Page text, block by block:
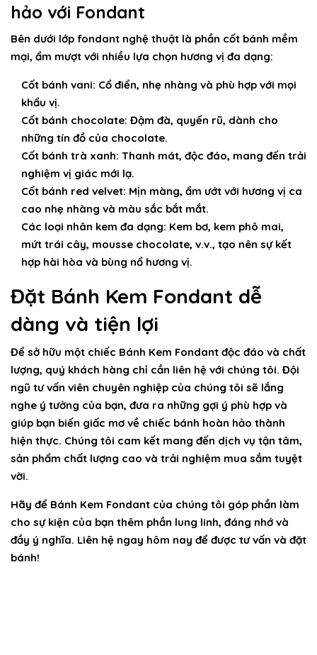
hảo với Fondant
Bên dưới lớp fondant nghệ thuật là phần cốt bánh mềm
mại, ẩm mượt với nhiều lựa chọn hương vị đa dạng:
Cốt bánh vani: Cổ điển, nhẹ nhàng và phù hợp với mọi
khẩu vị.
Cốt bánh chocolate: Đậm đà, quyến rũ, dành cho
những tín đồ của chocolate.
Cốt bánh trà xanh: Thanh mát, độc đáo, mang đến trải
nghiệm vị giác mới lạ.
Cốt bánh red velvet: Mịn màng, ẩm ướt với hương vị ca
cao nhẹ nhàng và màu sắc bắt mắt.
Các loại nhân kem đa dạng: Kem bơ, kem phô mai,
mứt trái cây, mousse chocolate, v.v., tạo nên sự kết
hợp hài hòa và bùng nổ hương vị.
Đặt Bánh Kem Fondant dễ
dàng và tiện lợi
Để sở hữu một chiếc Bánh Kem Fondant độc đáo và chất
lượng, quý khách hàng chỉ cần liên hệ với chúng tôi. Đội
ngũ tư vấn viên chuyên nghiệp của chúng tôi sẽ lắng
nghe ý tưởng của bạn, đưa ra những gợi ý phù hợp và
giúp bạn biến giấc mơ về chiếc bánh hoàn hảo thành
hiện thực. Chúng tôi cam kết mang đến dịch vụ tận tâm,
sản phẩm chất lượng cao và trải nghiệm mua sắm tuyệt
vời.
Hãy để Bánh Kem Fondant của chúng tôi góp phần làm
cho sự kiện của bạn thêm phần lung linh, đáng nhớ và
đầy ý nghĩa. Liên hệ ngay hôm nay để được tư vấn và đặt
bánh!